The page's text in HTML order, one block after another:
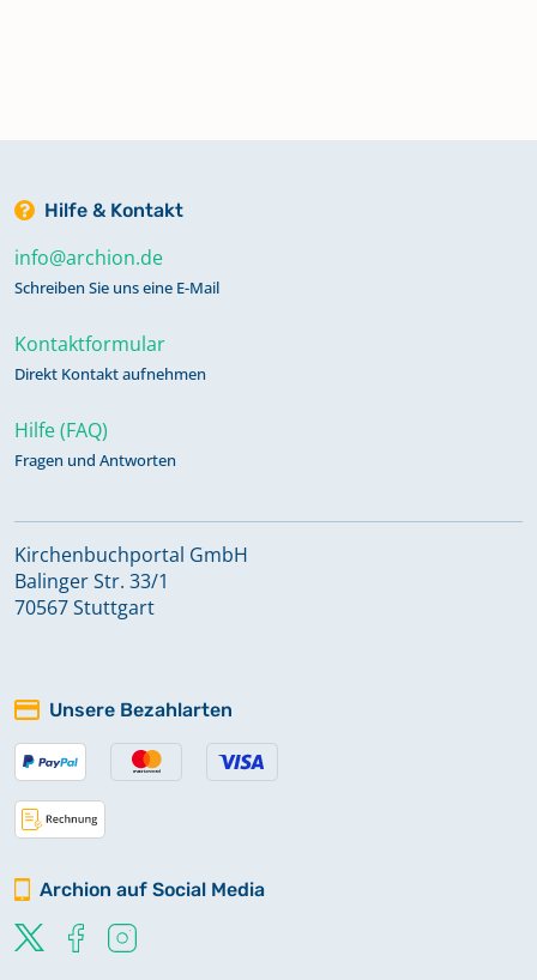
Hilfe & Kontakt
info@archion.de
Schreiben Sie uns eine E-Mail
Kontaktformular
Direkt Kontakt aufnehmen
Hilfe (FAQ)
Fragen und Antworten
Kirchenbuchportal GmbH
Balinger Str. 33/1
70567 Stuttgart
Unsere Bezahlarten
Archion auf Social Media